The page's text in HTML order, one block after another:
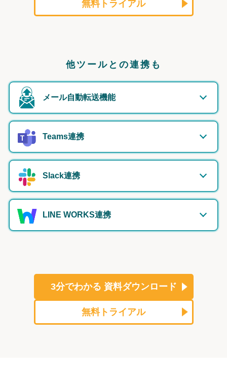
無料トライアル
他ツールとの連携も
メール自動転送機能
Teams連携
Slack連携
LINE WORKS連携
3分でわかる 資料ダウンロード
無料トライアル